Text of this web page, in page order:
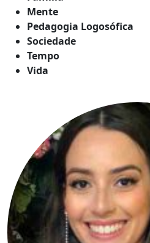
Mente
Pedagogia Logosófica
Sociedade
Tempo
Vida